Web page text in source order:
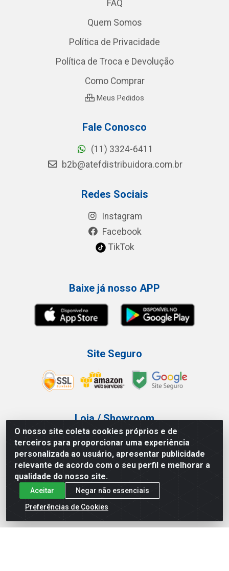
O nosso site coleta cookies próprios e de
terceiros para proporcionar uma experiência
personalizada ao usuário, apresentar publicidade
relevante de acordo com o seu perfil e melhorar a
qualidade do nosso site.
Aceitar
Negar não essenciais
Preferências de Cookies
FAQ
Quem Somos
Política de Privacidade
Política de Troca e Devolução
Como Comprar
Meus Pedidos
Fale Conosco
(11) 3324-6411
b2b@atefdistribuidora.com.br
Redes Sociais
Instagram
Facebook
TikTok
Baixe já nosso APP
Site Seguro
Loja / Showroom
Tel.: (11) 3227-0546
Av Vautier, 587/597 - Pari - São Paulo/SP
Atef Distribuidora LTDA - Av. Vautier, 585/597 - Pari - São
Paulo/SP - CEP 03.032-000 - CNPJ 27.717.135/0001-29